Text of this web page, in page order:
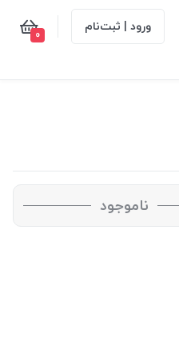
ورود | ثبت‌نام 0
ناموجود